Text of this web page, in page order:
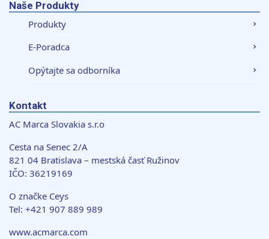
Naše Produkty
Produkty
E-Poradca
Opýtajte sa odborníka
Kontakt
AC Marca Slovakia s.r.o
Cesta na Senec 2/A
821 04 Bratislava – mestská časť Ružinov
IČO: 36219169
O značke Ceys
Tel: +421 907 889 989
www.acmarca.com